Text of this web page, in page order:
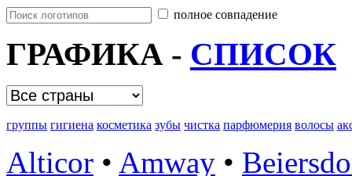
полное совпадение
ГРАФИКА - СПИСОК
группы гигиена косметика зубы чистка парфюмерия волосы
Alticor • Amway •